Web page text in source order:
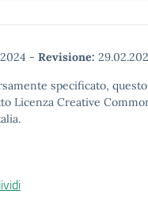
- Revisione:
specificato,
Licenza Creative